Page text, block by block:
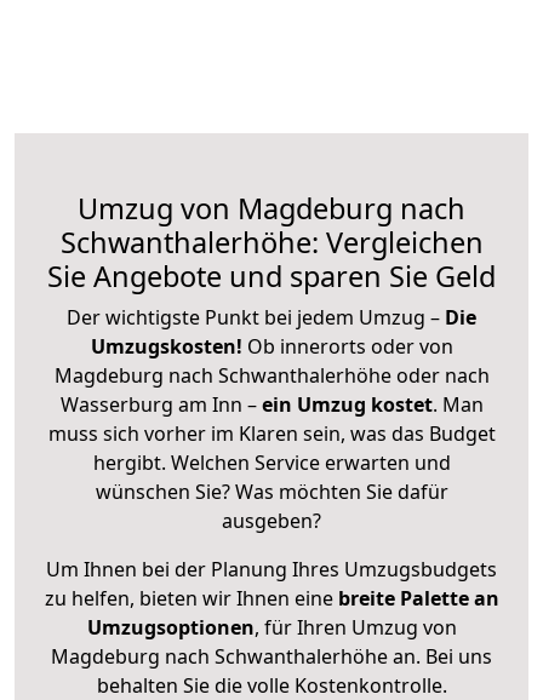
Umzug von Magdeburg nach
Schwanthalerhöhe: Vergleichen
Sie Angebote und sparen Sie Geld
Der wichtigste Punkt bei jedem Umzug – Die
Umzugskosten! Ob innerorts oder von
Magdeburg nach Schwanthalerhöhe oder nach
Wasserburg am Inn –ein Umzug kostet. Man
muss sich vorher im Klaren sein, was das Budget
hergibt. Welchen Service erwarten und
wünschen Sie? Was möchten Sie dafür
ausgeben?
Um Ihnen bei der Planung Ihres Umzugsbudgets
zu helfen, bieten wir Ihnen eine breite Palette an
Umzugsoptionen, für Ihren Umzug von
Magdeburg nach Schwanthalerhöhe an. Bei uns
behalten Sie die volle Kostenkontrolle.